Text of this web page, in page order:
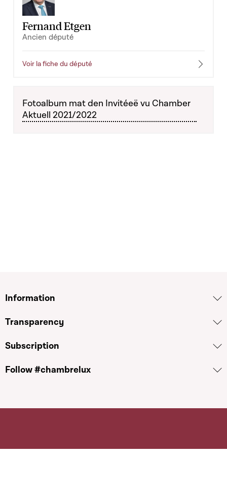
Fernand Etgen
Ancien député
Voir la fiche du député
Fotoalbum mat den Invitéeë vu Chamber
Aktuell 2021/2022
Information
Transparency
Subscription
Follow #chambrelux